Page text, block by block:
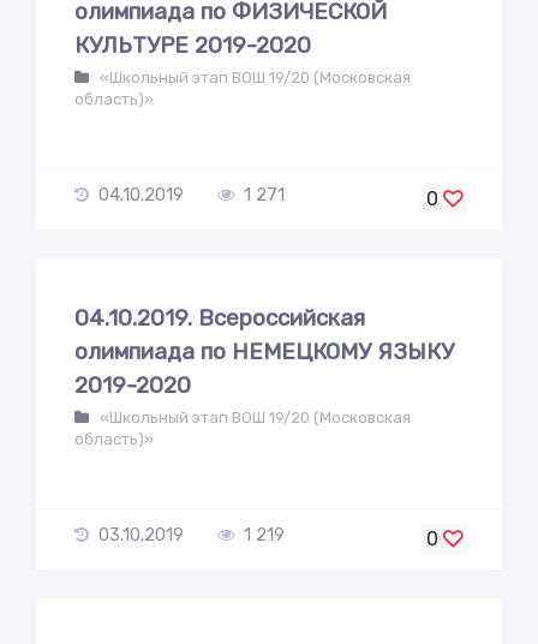
олимпиада по ФИЗИЧЕСКОЙ
КУЛЬТУРЕ 2019-2020
«Школьный этап ВОШ 19/20 (Московская
область)»
04.10.2019 1 271 0
04.10.2019. Всероссийская
олимпиада по НЕМЕЦКОМУ ЯЗЫКУ
2019-2020
«Школьный этап ВОШ 19/20 (Московская
область)»
03.10.2019 1 219 0